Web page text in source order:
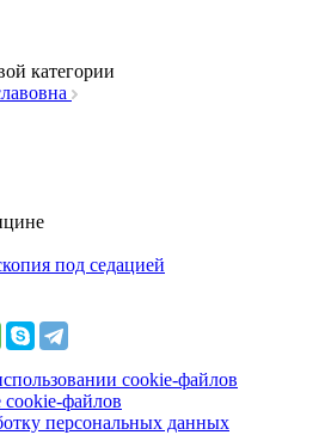
категории
под седацией
cookie-файлов
файлов
персональных данных